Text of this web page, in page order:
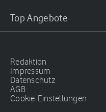
Top Angebote
Redaktion
Impressum
Datenschutz
AGB
Cookie-Einstellungen